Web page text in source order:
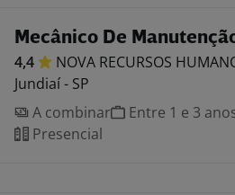
Mecânico De
4,4 NOVA RECURSOS
Jundiaí - SP
A combinar
Entre 1 e 3
Presencial